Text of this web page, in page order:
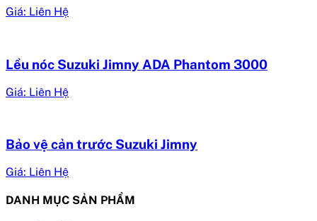
Giá: Liên Hệ
Lều nóc Suzuki Jimny ADA Phantom 3000
Giá: Liên Hệ
Bảo vệ cản trước Suzuki Jimny
Giá: Liên Hệ
DANH MỤC SẢN PHẨM